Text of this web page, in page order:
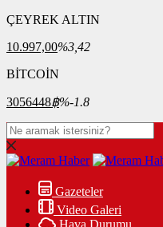
ÇEYREK ALTIN
10.997,00%3,42
BİTCOİN
3056448฿%-1.8
Gazeteler
Video Galeri
Hava Durumu